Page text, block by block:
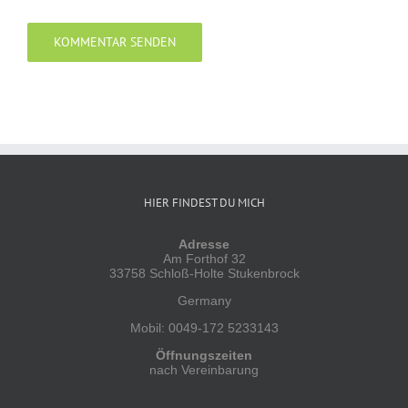
HIER FINDEST DU MICH
Adresse
Am Forthof 32
33758 Schloß-Holte Stukenbrock
Germany
Mobil: 0049-172 5233143
Öffnungszeiten
nach Vereinbarung